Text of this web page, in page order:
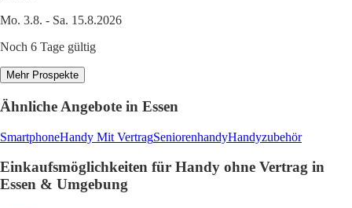
Mo. 3.8. - Sa. 15.8.2026
Noch 6 Tage gültig
Mehr Prospekte
Ähnliche Angebote in Essen
SmartphoneHandy Mit VertragSeniorenhandyHandyzubehör
Einkaufsmöglichkeiten für Handy ohne Vertrag in
Essen & Umgebung